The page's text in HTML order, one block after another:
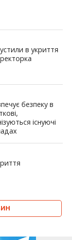
в укриття
безпеку в
існуючі